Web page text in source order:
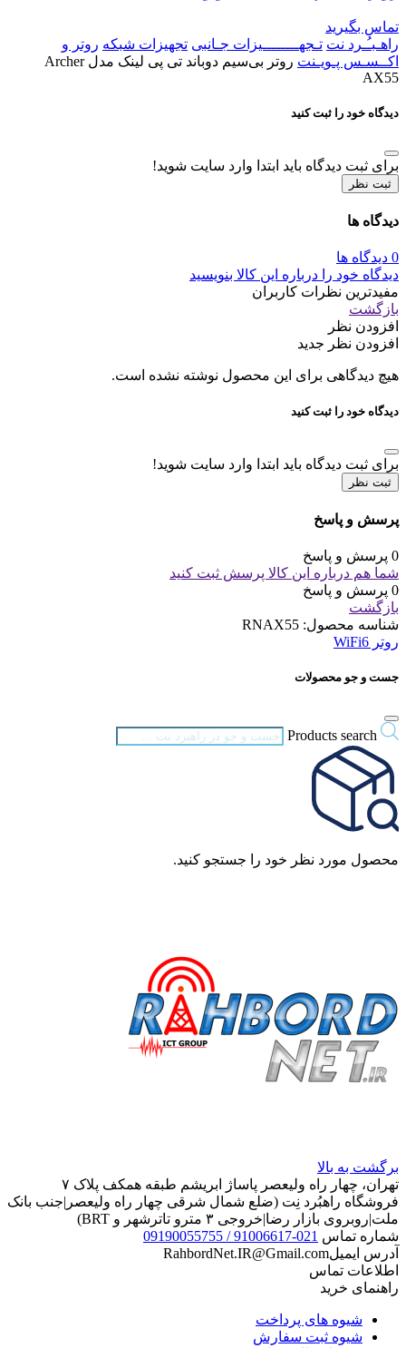
تماس بگیرید
راهـبـُـرد نت تـجهــــــــیزات جـانبی تجهیزات شبکه روتر و
اکــسـس پـویـنت
روتر بی‌سیم دوباند تی پی لینک مدل Archer
AX55
دیدگاه خود را ثبت کنید
برای ثبت دیدگاه باید ابتدا وارد سایت شوید!
ثبت نظر
دیدگاه ها
0 دیدگاه ها
دیدگاه خود را درباره این کالا بنویسید
مفیدترین نظرات کاربران
بازگشت
افزودن نظر
افزودن نظر جدید
هیچ دیدگاهی برای این محصول نوشته نشده است.
دیدگاه خود را ثبت کنید
برای ثبت دیدگاه باید ابتدا وارد سایت شوید!
ثبت نظر
پرسش و پاسخ
0 پرسش و پاسخ
شما هم درباره این کالا پرسش ثبت کنید
0 پرسش و پاسخ
بازگشت
شناسه محصول: RNAX55
روتر WiFi6
جست و جو محصولات
Products search
محصول مورد نظر خود را جستجو کنید.
برگشت به بالا
تهران، چهار راه ولیعصر پاساژ ابریشم طبقه همکف پلاک ۷
فروشگاه راهبُرد نِت (ضلع شمال شرقی چهار راه ولیعصر|جنب بانک
ملت|روبروی بازار رضا|خروجی ۳ مترو تاترشهر و BRT)‎‎
شماره تماس 021-91006617 / 09190055755
آدرس ایمیلRahbordNet.IR@Gmail.com
اطلاعات تماس
راهنمای خرید
شیوه های پرداخت
شیوه ثبت سفارش